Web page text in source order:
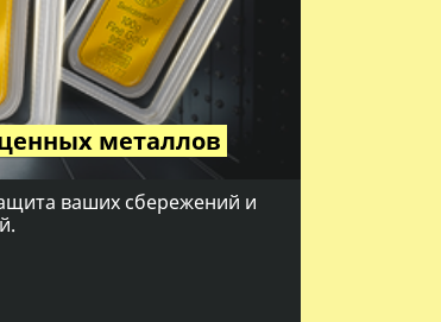
металлов
ваших сбережений и